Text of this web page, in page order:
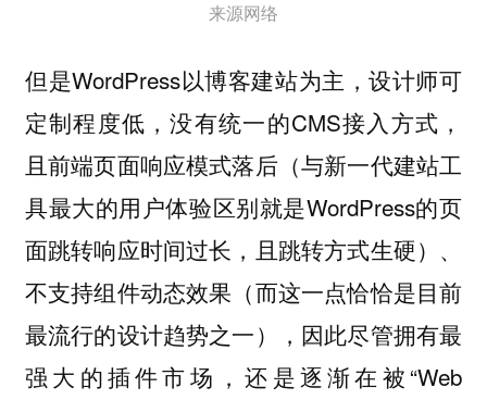
来源网络
但是WordPress以博客建站为主，设计师可
定制程度低，没有统一的CMS接入方式，
且前端页面响应模式落后（与新一代建站工
具最大的用户体验区别就是WordPress的页
面跳转响应时间过长，且跳转方式生硬）、
不支持组件动态效果（而这一点恰恰是目前
最流行的设计趋势之一），因此尽管拥有最
强大的插件市场，还是逐渐在被“Web